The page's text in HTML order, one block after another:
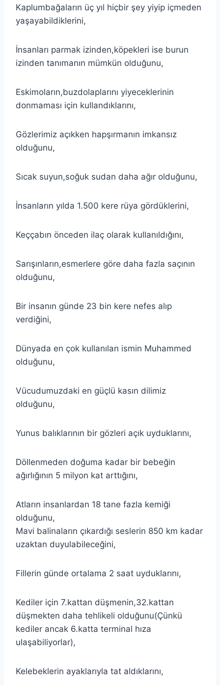
Kaplumbağaların üç yıl hiçbir şey yiyip içmeden
yaşayabildiklerini,
İnsanları parmak izinden,köpekleri ise burun
izinden tanımanın mümkün olduğunu,
Eskimoların,buzdolaplarını yiyeceklerinin
donmaması için kullandıklarını,
Gözlerimiz açıkken hapşırmanın imkansız
olduğunu,
Sıcak suyun,soğuk sudan daha ağır olduğunu,
İnsanların yılda 1.500 kere rüya gördüklerini,
Keççabın önceden ilaç olarak kullanıldığını,
Sarışınların,esmerlere göre daha fazla saçının
olduğunu,
Bir insanın günde 23 bin kere nefes alıp
verdiğini,
Dünyada en çok kullanılan ismin Muhammed
olduğunu,
Vücudumuzdaki en güçlü kasın dilimiz
olduğunu,
Yunus balıklarının bir gözleri açık uyduklarını,
Döllenmeden doğuma kadar bir bebeğin
ağırlığının 5 milyon kat arttığını,
Atların insanlardan 18 tane fazla kemiği
olduğunu,
Mavi balinaların çıkardığı seslerin 850 km kadar
uzaktan duyulabileceğini,
Fillerin günde ortalama 2 saat uyduklarını,
Kediler için 7.kattan düşmenin,32.kattan
düşmekten daha tehlikeli olduğunu(Çünkü
kediler ancak 6.katta terminal hıza
ulaşabiliyorlar),
Kelebeklerin ayaklarıyla tat aldıklarını,